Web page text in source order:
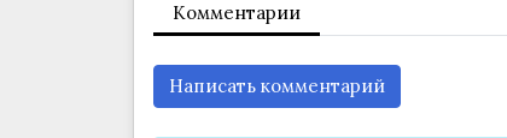
Комментарии
Написать комментарий